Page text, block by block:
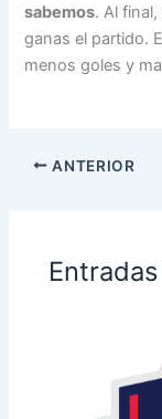
sabemos. Al
ganas el partido.
menos goles y
ANTERIOR